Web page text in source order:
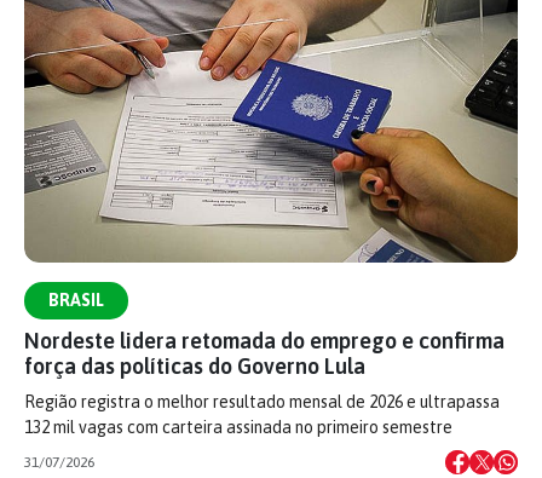
BRASIL
Nordeste lidera retomada do emprego e confirma
força das políticas do Governo Lula
Região registra o melhor resultado mensal de 2026 e ultrapassa
132 mil vagas com carteira assinada no primeiro semestre
31/07/2026